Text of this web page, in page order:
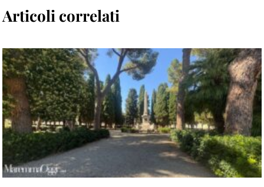
Articoli correlati